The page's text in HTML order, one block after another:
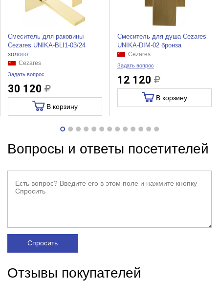
Смеситель для раковины
Cezares UNIKA-BLI1-03/24
золото
Cezares
Задать вопрос
30 120
В корзину
Смеситель для душа Cezares
UNIKA-DIM-02 бронза
Cezares
Задать вопрос
12 120
В корзину
Вопросы и ответы посетителей
Спросить
Отзывы покупателей